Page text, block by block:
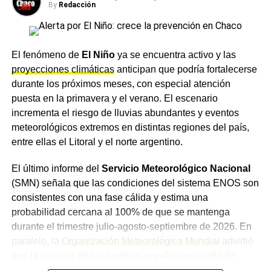
toma.
En tanto, el jefe de la Planta Potabilizadora de Puerto
Lavalle, ingeniero Claudio Orrego, explicó que el dragado
mecánico y la canalización permiten optimizar el
escurrimiento del agua hacia la toma, mejorando las
condiciones de captación frente a la bajante del río, y
remarcó que las tareas se adecuan de forma permanente
a la evolución de las condiciones hidrológicas.
distintos puntos de la
provincia
DesdeSameepremarcaron que estas intervenciones
By Redacción
El fenómeno de El Niñoya se encuentra activo y las
proyecciones climáticasanticipan que podría fortalecerse
durante los próximos meses, con especial atención
puesta en la primavera y el verano. El escenario
incrementa el riesgo de lluvias abundantes y eventos
meteorológicos extremos en distintas regiones del país,
entre ellas el Litoral y el norte argentino.
El último informe del Servicio Meteorológico Nacional
(SMN) señala que las condiciones del sistema ENOS son
consistentes con una fase cálida y estima una
probabilidad cercana al 100% de que se mantenga
durante el trimestre julio-agosto-septiembre de 2026. En
Organización Meteorológica Mundial
advirtió